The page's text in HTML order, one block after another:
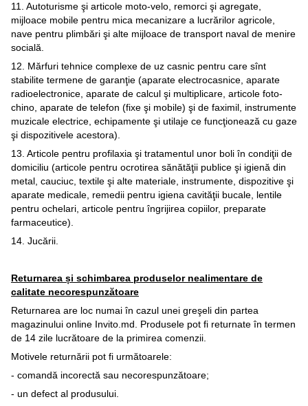
11. Autoturisme şi articole moto-velo, remorci şi agregate,
mijloace mobile pentru mica mecanizare a lucrărilor agricole,
nave pentru plimbări şi alte mijloace de transport naval de menire
socială.
12. Mărfuri tehnice complexe de uz casnic pentru care sînt
stabilite termene de garanţie (aparate electrocasnice, aparate
radioelectronice, aparate de calcul şi multiplicare, articole foto-
chino, aparate de telefon (fixe şi mobile) şi de faximil, instrumente
muzicale electrice, echipamente şi utilaje ce funcţionează cu gaze
şi dispozitivele acestora).
13. Articole pentru profilaxia şi tratamentul unor boli în condiţii de
domiciliu (articole pentru ocrotirea sănătăţii publice şi igienă din
metal, cauciuc, textile şi alte materiale, instrumente, dispozitive şi
aparate medicale, remedii pentru igiena cavităţii bucale, lentile
pentru ochelari, articole pentru îngrijirea copiilor, preparate
farmaceutice).
14. Jucării.
Returnarea și schimbarea produselor nealimentare de
calitate necorespunzătoare
Returnarea are loc numai în cazul unei greşeli din partea
magazinului online Invito.md. Produsele pot fi returnate în termen
de 14 zile lucrătoare de la primirea comenzii.
Motivele returnării pot fi următoarele:
- comandă incorectă sau necorespunzătoare;
- un defect al produsului.